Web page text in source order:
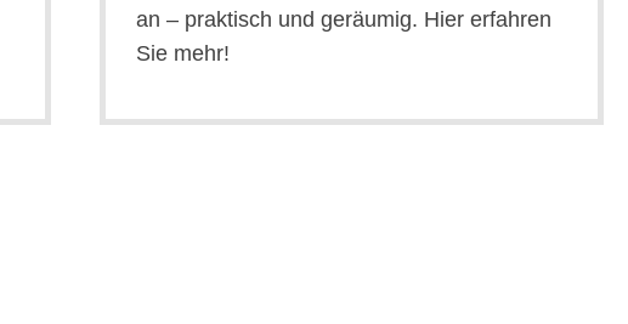
an – praktisch und geräumig. Hier erfahren
Sie mehr!